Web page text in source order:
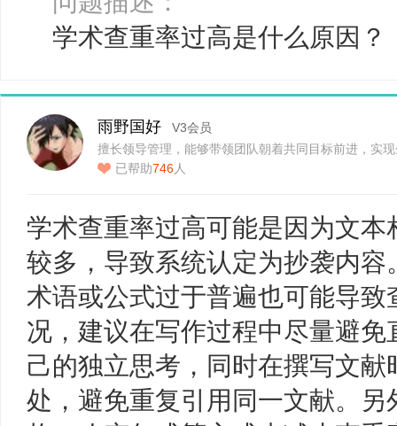
学术查重率过高是什么原因？
雨野国好
V3会员
擅长领导管理，能够带领团队朝着共同目标前进，实
展…已帮助746人
学术查重率过高可能是因为文
较多，导致系统认定为抄袭内
术语或公式过于普遍也可能导
况，建议在写作过程中尽量避
己的独立思考，同时在撰写文
处，避免重复引用同一文献。